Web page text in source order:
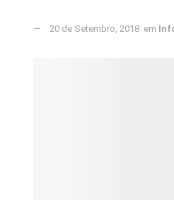
20 de Setembro, 2018 em